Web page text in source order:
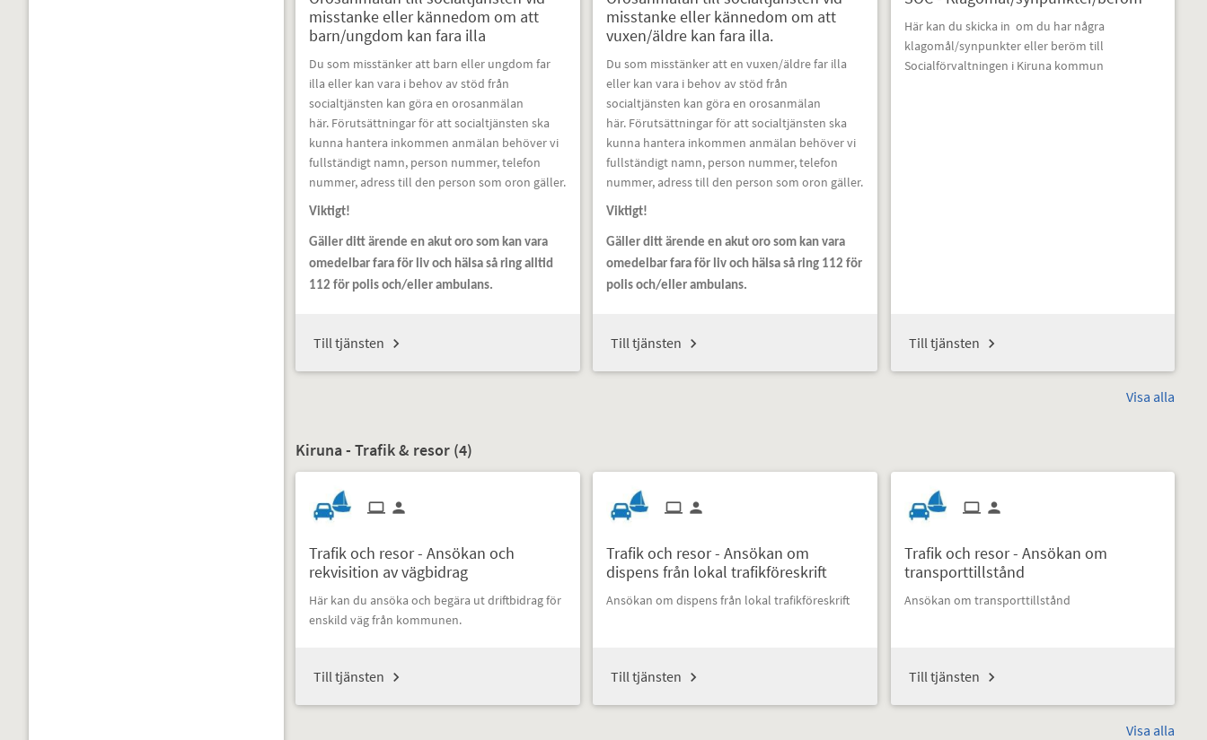
misstanke eller kännedom om att
barn/ungdom kan fara illa
Du som misstänker att barn eller ungdom far
illa eller kan vara i behov av stöd från
socialtjänsten kan göra en orosanmälan
här. Förutsättningar för att socialtjänsten ska
kunna hantera inkommen anmälan behöver vi
fullständigt namn, person nummer, telefon
nummer, adress till den person som oron gäller.
Viktigt!
Gäller ditt ärende en akut oro som kan vara
omedelbar fara för liv och hälsa så ring alltid
112 för polis och/eller ambulans.
Till tjänsten
misstanke eller kännedom om att
vuxen/äldre kan fara illa.
Du som misstänker att en vuxen/äldre far illa
eller kan vara i behov av stöd från
socialtjänsten kan göra en orosanmälan
här. Förutsättningar för att socialtjänsten ska
kunna hantera inkommen anmälan behöver vi
fullständigt namn, person nummer, telefon
nummer, adress till den person som oron gäller.
Viktigt!
Gäller ditt ärende en akut oro som kan vara
omedelbar fara för liv och hälsa så ring 112 för
polis och/eller ambulans.
Till tjänsten
Här kan du skicka in om du har några
klagomål/synpunkter eller beröm till
Socialförvaltningen i Kiruna kommun
Till tjänsten
Visa alla
Kiruna - Trafik & resor (4)
Trafik och resor - Ansökan och
rekvisition av vägbidrag
Här kan du ansöka och begära ut driftbidrag för
enskild väg från kommunen.
Till tjänsten
Trafik och resor - Ansökan om
dispens från lokal trafikföreskrift
Ansökan om dispens från lokal trafikföreskrift
Till tjänsten
Trafik och resor - Ansökan om
transporttillstånd
Ansökan om transporttillstånd
Till tjänsten
Visa alla